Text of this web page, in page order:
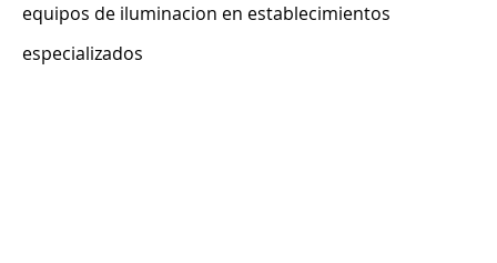
equipos de iluminacion en establecimientos
especializados